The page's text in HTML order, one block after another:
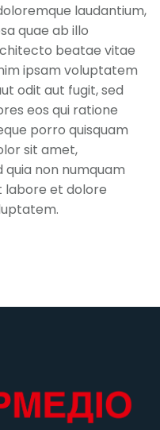
laudantium,
quae ab illo
beatae vitae
ipsam voluptatem
odit aut fugit, sed
eos qui ratione
porro quisquam
sit amet,
non numquam
labore et dolore